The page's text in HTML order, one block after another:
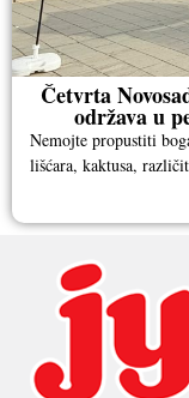
Četvrta
održava u
Nemojte propustiti
lišćara, kaktusa,